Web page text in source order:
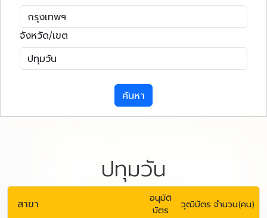
จังหวัด/เขต
ค้นหา
ปทุมวัน
สาขา
อนุมัติ
บัตร
วุฒิบัตร จำนวน(คน)